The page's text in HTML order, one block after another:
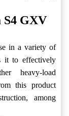
S4 GXV
in a variety of
it to effectively
heavy-load
this product
among